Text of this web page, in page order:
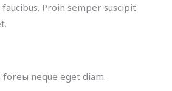
Proin semper suscipit
neque eget diam.